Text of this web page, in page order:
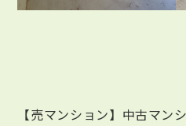
【売マンション】中古マン